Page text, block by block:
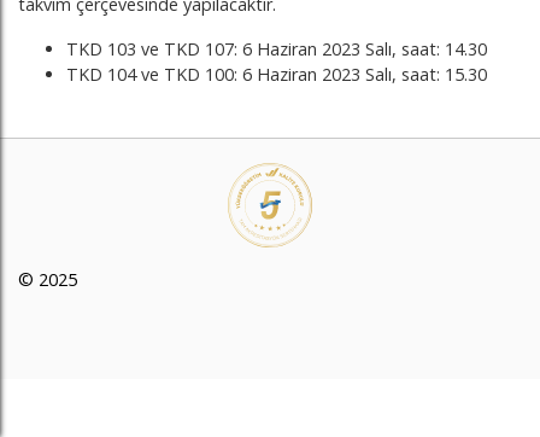
TKD 103 ve TKD 107: 6 Haziran 2023 Salı, saat: 14.30
TKD 104 ve TKD 100: 6 Haziran 2023 Salı, saat: 15.30
© 2025